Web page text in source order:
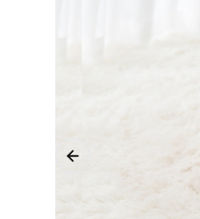
Previous slide